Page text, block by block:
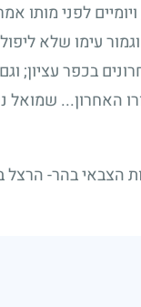
לפני מותו
עימו שלא
בכפר עציון;
שמואל
הצבאי בהר- הרצל